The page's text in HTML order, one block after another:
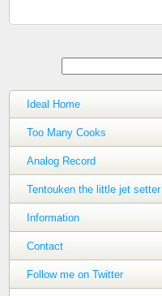
Ideal Home
Too Many Cooks
Analog Record
Tentouken the little jet setter
Information
Contact
Follow me on Twitter